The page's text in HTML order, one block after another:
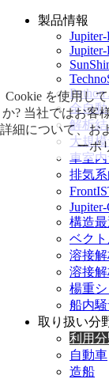
製品情報
Jupiter-
Jupiter-
Python
全自
解析
大規
車室
排気
構造
ベク
溶接解
溶接
楊重
船内
取り扱い分
利用
自動車
造船
Cookie を使用し
か? 当社ではお客
詳細について、お
ーポ